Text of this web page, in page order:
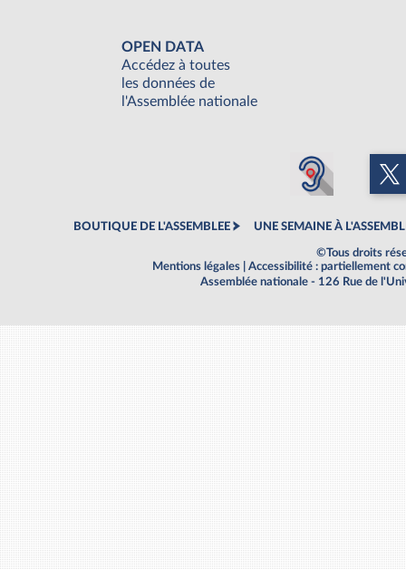
OPEN DATA
Accédez à toutes
les données de
l'Assemblée nationale
BOUTIQUE DE L'ASSEMBLEE UNE SEMAINE À
©Tous droits
Mentions légales
Accessibilité : partiellement
Assemblée nationale - 126 Rue de